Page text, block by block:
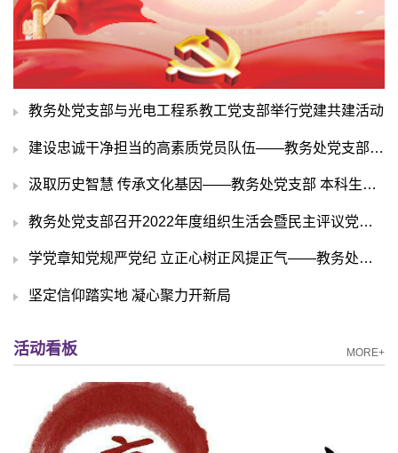
教务处党支部与光电工程系教工党支部举行党建共建活动
建设忠诚干净担当的高素质党员队伍——教务处党支部开展纪律教育学习月系列学习活动
汲取历史智慧 传承文化基因——教务处党支部 本科生招生办公室党支部开展共建活动
教务处党支部召开2022年度组织生活会暨民主评议党员会
学党章知党规严党纪 立正心树正风提正气——教务处党支部开展纪律教育月专题学习
坚定信仰踏实地 凝心聚力开新局
活动看板 MORE+